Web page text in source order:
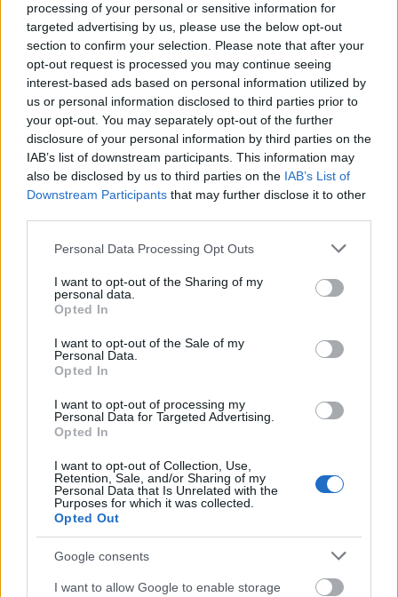
processing of your personal or sensitive information for
targeted advertising by us, please use the below opt-out
section to confirm your selection. Please note that after your
opt-out request is processed you may continue seeing
interest-based ads based on personal information utilized by
us or personal information disclosed to third parties prior to
your opt-out. You may separately opt-out of the further
disclosure of your personal information by third parties on the
IAB’s list of downstream participants. This information may
also be disclosed by us to third parties on the IAB’s List of
Downstream Participants that may further disclose it to other
Please note that this website/app uses one or more Google
not limited to your visit or usage behaviour. You may click to
grant or deny consent to Google and its third-party tags to
use your data for below specified purposes in below Google
consent section.
Personal Data Processing Opt Outs
I want to opt-out of the Sharing of my
personal data.
Opted In
I want to opt-out of the Sale of my
Personal Data.
Opted In
I want to opt-out of processing my
Personal Data for Targeted Advertising.
Opted In
I want to opt-out of Collection, Use,
Retention, Sale, and/or Sharing of my
Personal Data that Is Unrelated with the
Purposes for which it was collected.
Opted Out
Google consents
I want to allow Google to enable storage
AirPowerNews 110. (2022.május)
zord•2022. május 09.
A hírek főszereplői mellett a technikai nüanszok
eltörpülni látszanak. Pedig a különbséget jelenhetik
egy fegyverrendszer relevanciája és irrelevenciája
között. A harci helikopter attól az, ami, mert van
üzemképes, hatásos fegyverzete. Ennek jegyében
szerepeljen a májusi hírbejegyzésünk címlapképén…
Kínai nagy hatótávolságú lérakkal
erősít Szerbia
2022. április 30.